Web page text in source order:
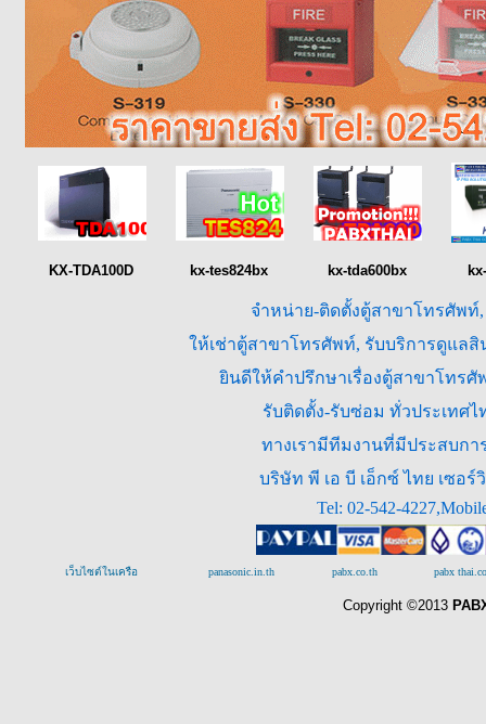
KX-TDA100D kx-tes824bx kx-tda600bx
จำหน่าย-ติดตั้งตู้สาขาโทรศัพ
ให้เช่าตู้สาขาโทรศัพท์, รับบริการดูแล
ยินดีให้คำปรึกษาเรื่องตู้สาขาโทร
รับติดตั้ง-รับซ่อม ทั่วประเทศ
ทางเรามีทีมงานที่มีประสบกา
บริษัท พี เอ บี เอ็กซ์ ไทย เซอ
Tel: 02-542-
เว็บไซต์ในเครือ panasonic.in.th pabx.co.th pabx
Copyright ©2013